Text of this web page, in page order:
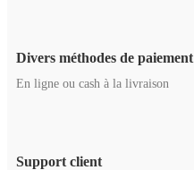
Divers méthodes de paiement
En ligne ou cash à la livraison
Support client